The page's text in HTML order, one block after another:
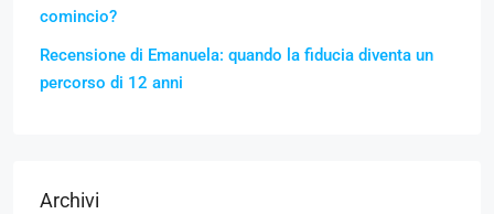
comincio?
Recensione di Emanuela: quando la fiducia diventa un
percorso di 12 anni
Archivi